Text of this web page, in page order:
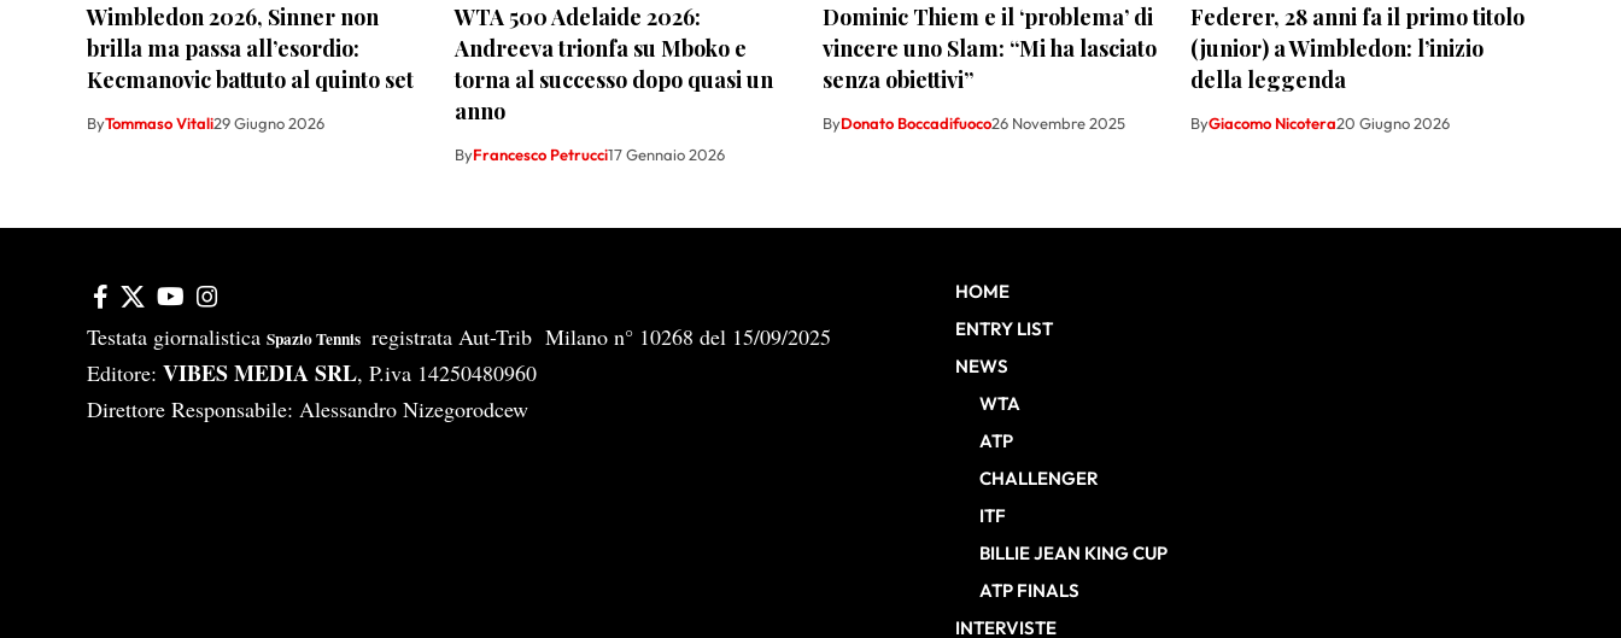
Wimbledon 2026, Sinner non
brilla ma passa all’esordio:
Kecmanovic battuto al quinto set
ByTommaso Vitali29 Giugno 2026
WTA 500 Adelaide 2026:
Andreeva trionfa su Mboko e
torna al successo dopo quasi un
anno
ByFrancesco Petrucci17 Gennaio 2026
Dominic Thiem e il ‘problema’ di
vincere uno Slam: “Mi ha lasciato
senza obiettivi”
ByDonato Boccadifuoco26 Novembre 2025
Federer, 28 anni fa il primo titolo
(junior) a Wimbledon: l’inizio
della leggenda
ByGiacomo Nicotera20 Giugno 2026
Testata giornalistica Spazio Tennis registrata Aut-Trib Milano n° 10268 del 15/09/2025
Editore: VIBES MEDIA SRL, P.iva 14250480960
Direttore Responsabile: Alessandro Nizegorodcew
HOME
ENTRY LIST
NEWS
WTA
ATP
CHALLENGER
ITF
BILLIE JEAN KING CUP
ATP FINALS
INTERVISTE